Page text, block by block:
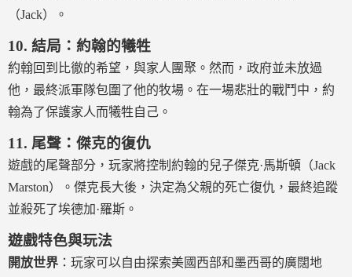
（Jack）。
10. 結局：約翰的犧牲
約翰回到比徹的希望，與家人團聚。然而，政府並未放過
他，最終派軍隊包圍了他的牧場。在一場悲壯的戰鬥中，約
翰為了保護家人而犧牲自己。
11. 尾聲：傑克的復仇
遊戲的尾聲部分，玩家將控制約翰的兒子傑克·馬斯頓（Jack
Marston）。傑克長大後，決定為父親的死亡復仇，最終追蹤
並殺死了埃德加·羅斯。
遊戲特色與玩法
開放世界 ：玩家可以自由探索美國西部和墨西哥的廣闊地